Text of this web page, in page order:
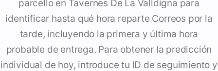
parcello en Tavernes De La Valldigna para
identificar hasta qué hora reparte Correos por la
tarde, incluyendo la primera y última hora
probable de entrega. Para obtener la predicción
individual de hoy, introduce tu ID de seguimiento y